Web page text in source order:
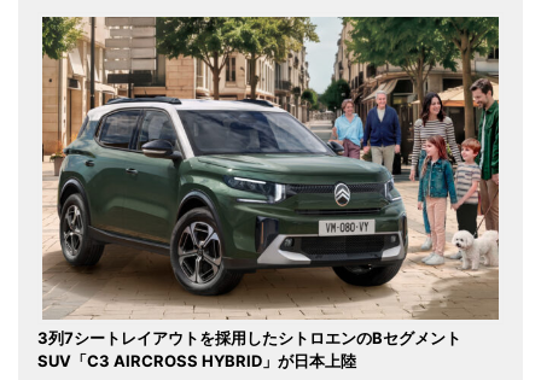
3列7シートレイアウトを採用したシトロエンのBセグメント
SUV「C3 AIRCROSS HYBRID」が日本上陸